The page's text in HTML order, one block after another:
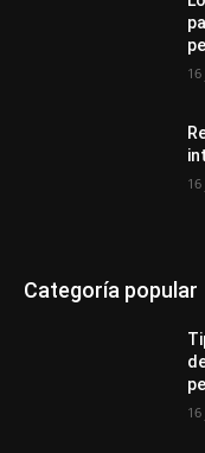
Categoría popular